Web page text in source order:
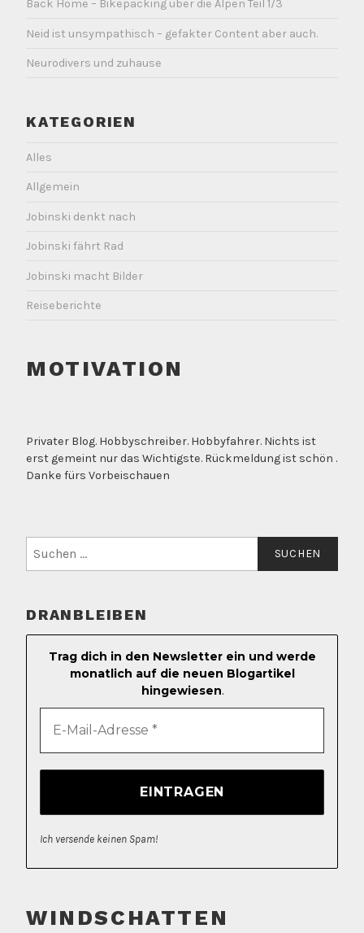
Back Home – Bikepacking über die Alpen Teil 1/3
Neid ist unsympathisch – gefakter Content aber auch.
Neurodivers und zuhause
KATEGORIEN
Alles
Allgemein
Jobinski denkt nach
Jobinski fährt Rad
Jobinski macht Bilder
Reiseberichte
MOTIVATION
Privater Blog. Hobbyschreiber. Hobbyfahrer. Nichts ist
erst gemeint nur das Wichtigste. Rückmeldung ist schön .
Danke fürs Vorbeischauen
nach:
DRANBLEIBEN
Trag dich in den Newsletter ein und werde
monatlich auf die neuen Blogartikel
hingewiesen.
Ich versende keinen Spam!
WINDSCHATTEN